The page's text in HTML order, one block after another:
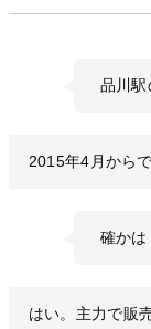
品川駅
2015年4月からで
確かは
はい。主力で販